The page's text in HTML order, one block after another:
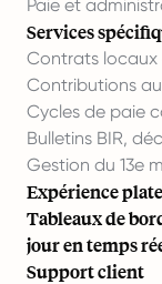
Paie et
Services
Contrats locaux
Contributions
Cycles de paie
Bulletins BIR,
Gestion du 13e
Expérience
Tableaux de
jour en temps
Support client